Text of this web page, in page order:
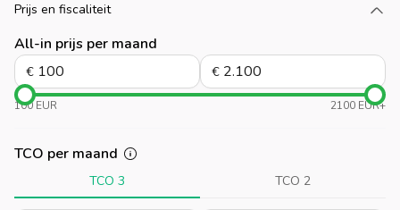
Prijs en fiscaliteit
All-in prijs per maand
€ €
100 EUR 2100 EUR+
TCO per maand
TCO 3 TCO 2